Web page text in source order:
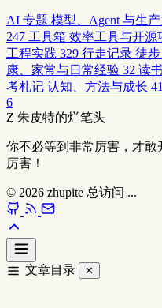
AI 专题 模型、Agent 与生产
247 工具箱 效率工具与开源
工程实践 329 行走记录 徒
康、家常与日常经验 32 读
考札记 认知、方法与成长 41
6
Z 朱皮特的烂笔头
你不必等到非常厉害，才
厉害！
© 2026 zhupite 总访问 ...
文章目录 ✕